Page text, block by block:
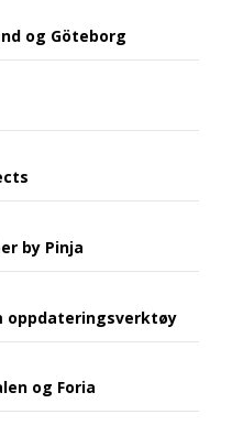
og Göteborg
by Pinja
oppdateringsverktøy
og Foria